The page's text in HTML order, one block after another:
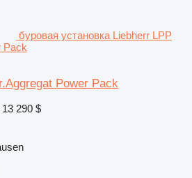
буровая установка Liebherr LPP
Pack
Power Pack
13 290 $